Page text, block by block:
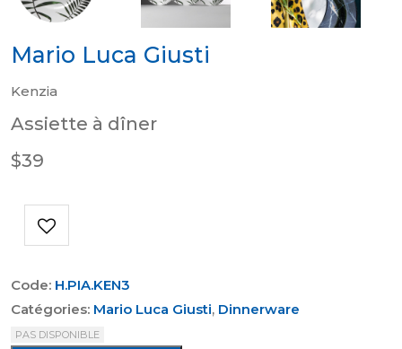
Mario Luca Giusti
Kenzia
Assiette à dîner
$39
Code: H.PIA.KEN3
Catégories: Mario Luca Giusti, Dinnerware
PAS DISPONIBLE